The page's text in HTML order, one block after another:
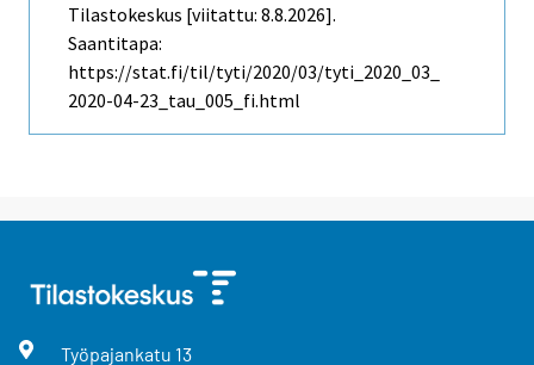
Tilastokeskus [viitattu: 8.8.2026].
Saantitapa:
https://stat.fi/til/tyti/2020/03/tyti_2020_03_
2020-04-23_tau_005_fi.html
Työpajankatu 13